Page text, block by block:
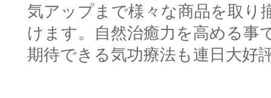
気アップまで様々な商品を取り
けます。自然治癒力を高める事
期待できる気功療法も連日大好